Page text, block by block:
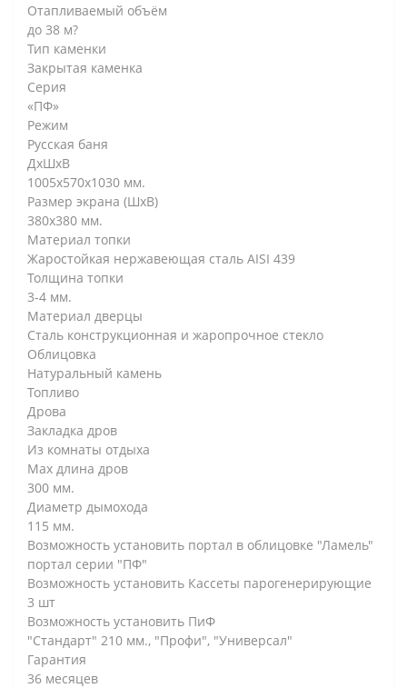
Отапливаемый объём
до 38 м?
Тип каменки
Закрытая каменка
Серия
«ПФ»
Режим
Русская баня
ДxШxВ
1005х570х1030 мм.
Размер экрана (ШхВ)
380х380 мм.
Материал топки
Жаростойкая нержавеющая сталь AISI 439
Толщина топки
3-4 мм.
Материал дверцы
Сталь конструкционная и жаропрочное стекло
Облицовка
Натуральный камень
Топливо
Дрова
Закладка дров
Из комнаты отдыха
Max длина дров
300 мм.
Диаметр дымохода
115 мм.
Возможность установить портал в облицовке "Ламель"
портал серии "ПФ"
Возможность установить Кассеты парогенерирующие
3 шт
Возможность установить ПиФ
"Стандарт" 210 мм., "Профи", "Универсал"
Гарантия
36 месяцев